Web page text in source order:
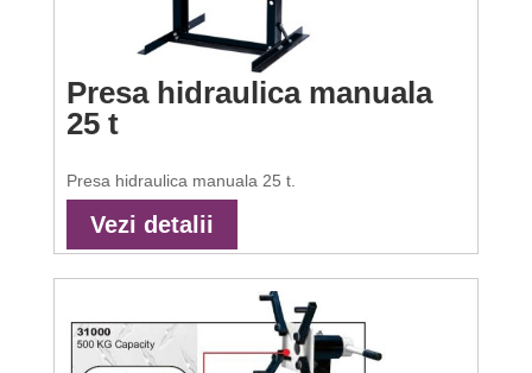
Presa hidraulica manuala
25 t
Presa hidraulica manuala 25 t.
Vezi detalii